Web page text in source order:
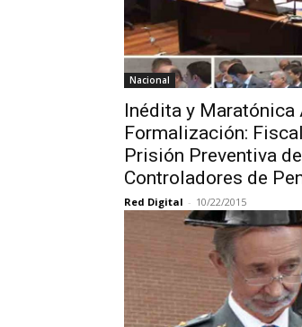
Nacional
Inédita y Maratónica
Formalización:
Prisión Preventiva de
Controladores de
Red Digital - 10/22/2015